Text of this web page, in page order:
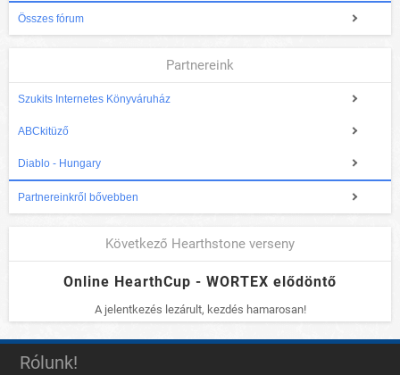
Összes fórum
Partnereink
Szukits Internetes Könyváruház
ABCkitüző
Diablo - Hungary
Partnereinkről bővebben
Következő Hearthstone verseny
Online HearthCup - WORTEX elődöntő
A jelentkezés lezárult, kezdés hamarosan!
Rólunk!